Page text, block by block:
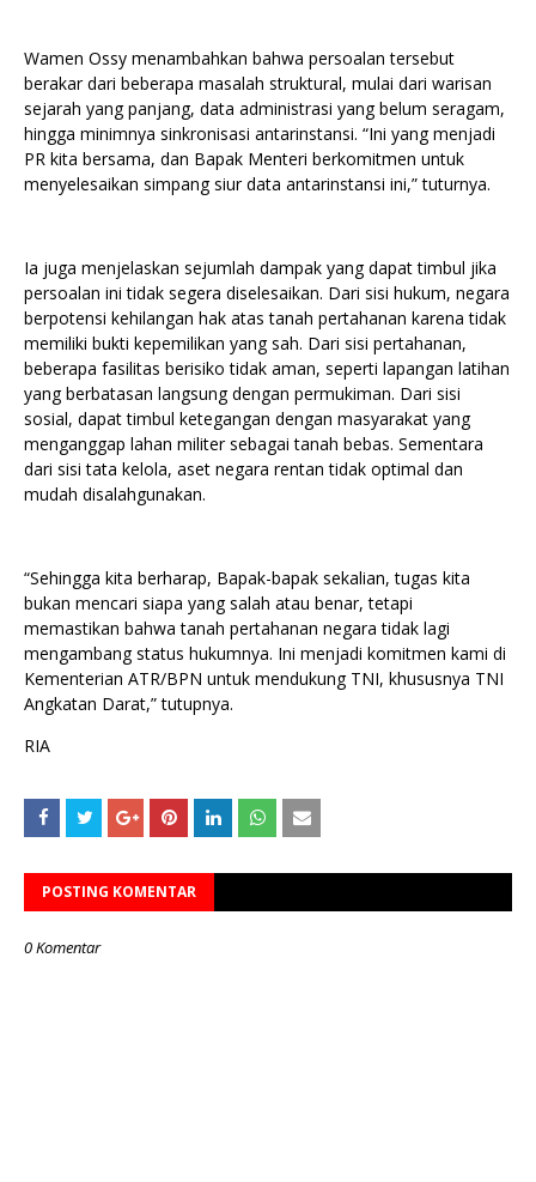
Wamen Ossy menambahkan bahwa persoalan tersebut
berakar dari beberapa masalah struktural, mulai dari warisan
sejarah yang panjang, data administrasi yang belum seragam,
hingga minimnya sinkronisasi antarinstansi. “Ini yang menjadi
PR kita bersama, dan Bapak Menteri berkomitmen untuk
menyelesaikan simpang siur data antarinstansi ini,” tuturnya.
Ia juga menjelaskan sejumlah dampak yang dapat timbul jika
persoalan ini tidak segera diselesaikan. Dari sisi hukum, negara
berpotensi kehilangan hak atas tanah pertahanan karena tidak
memiliki bukti kepemilikan yang sah. Dari sisi pertahanan,
beberapa fasilitas berisiko tidak aman, seperti lapangan latihan
yang berbatasan langsung dengan permukiman. Dari sisi
sosial, dapat timbul ketegangan dengan masyarakat yang
menganggap lahan militer sebagai tanah bebas. Sementara
dari sisi tata kelola, aset negara rentan tidak optimal dan
mudah disalahgunakan.
“Sehingga kita berharap, Bapak-bapak sekalian, tugas kita
bukan mencari siapa yang salah atau benar, tetapi
memastikan bahwa tanah pertahanan negara tidak lagi
mengambang status hukumnya. Ini menjadi komitmen kami di
Kementerian ATR/BPN untuk mendukung TNI, khususnya TNI
Angkatan Darat,” tutupnya.
RIA
POSTING KOMENTAR
0 Komentar